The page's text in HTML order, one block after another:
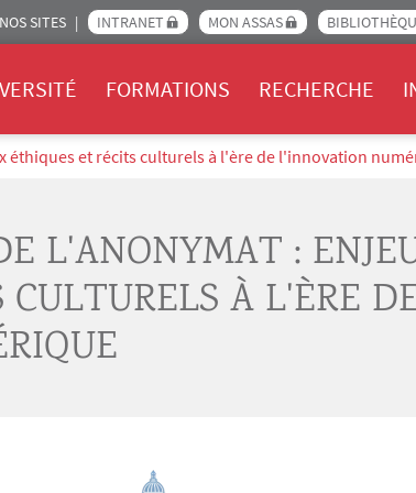
SITES INTRANET MON ASSAS
FORMATIONS RECHERCHE
éthiques et récits culturels à l'ère de l'innovation
L'ANONYMAT :
À L'ÈRE